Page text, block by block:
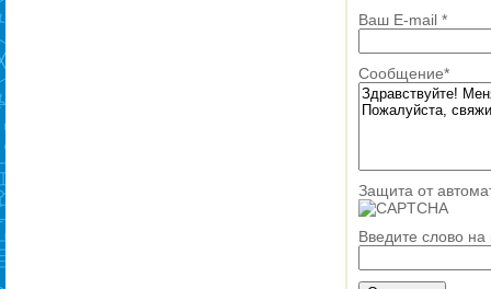
Ваш E-mail *
Сообщение*
Защита от
Введите слово на